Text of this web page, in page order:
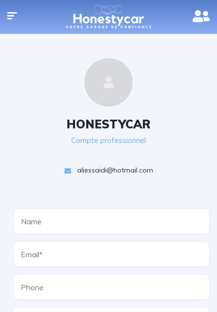
HONESTYCAR
Compte professionnel
aliessaidi@hotmail.com